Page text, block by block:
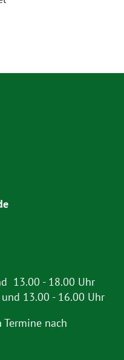
13.00 - 18.00 Uhr
13.00 - 16.00 Uhr
nach